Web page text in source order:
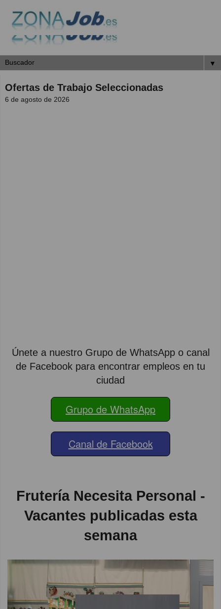
▼
Ofertas de Trabajo Seleccionadas
6 de agosto de 2026
Únete a nuestro Grupo de WhatsApp o canal
de Facebook para encontrar empleos en tu
ciudad
Grupo de WhatsApp
Canal de Facebook
Frutería Necesita Personal -
Vacantes publicadas esta
semana